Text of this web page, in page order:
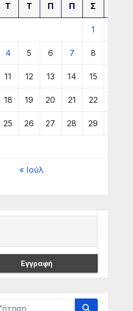
Τ Τ Π Π Σ
1
4 5 6 7 8
11 12 13 14 15
18 19 20 21 22
25 26 27 28 29
« Ιούλ